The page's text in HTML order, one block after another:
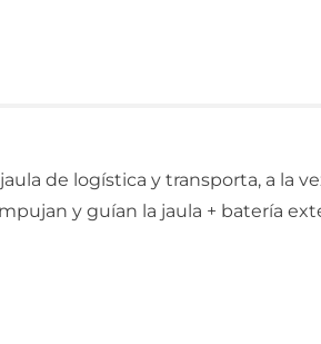
de logística y transporta, a la
y guían la jaula + batería